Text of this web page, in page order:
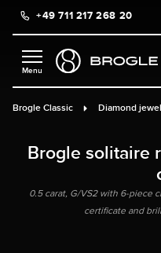
content+49 711 217 268 20
Brogle Classic Diamond
Brogle solitaire
0.5 carat, G/VS2 with 6-piece
certificate and